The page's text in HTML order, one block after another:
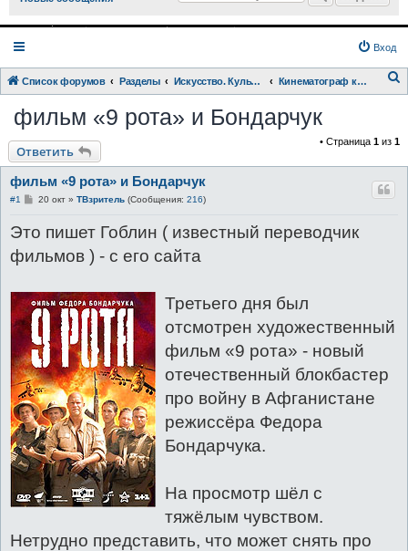
Вход
Список форумов Разделы Искусство. Культурка. Кинцо. Кинематограф как орудие разрушения страны
к
фильм «9 рота» и Бондарчук
Ответить
• Страница 1 из 1
фильм «9 рота» и Бондарчук
#1
С
б
е
н
20 окт» ТВзритель(Сообщения: 216)
Это пишет Гоблин ( известный переводчик
фильмов ) - с его сайта
Третьего дня был
отсмотрен художественный
фильм «9 рота» - новый
отечественный блокбастер
про войну в Афганистане
режиссёра Федора
Бондарчука.
На просмотр шёл с
тяжёлым чувством.
Нетрудно представить, что может снять про